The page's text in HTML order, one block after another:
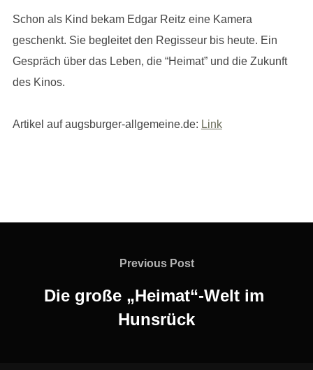
Schon als Kind bekam Edgar Reitz eine Kamera
geschenkt. Sie begleitet den Regisseur bis heute. Ein
Gespräch über das Leben, die “Heimat” und die Zukunft
des Kinos.
Artikel auf augsburger-allgemeine.de: Link
Previous
Previous Post
Die große „Heimat“-Welt im
Hunsrück